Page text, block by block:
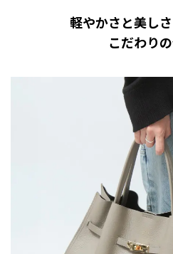
軽やかさと美し
こだわり